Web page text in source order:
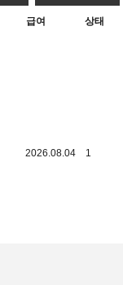
급여 상태
2026.08.04 1